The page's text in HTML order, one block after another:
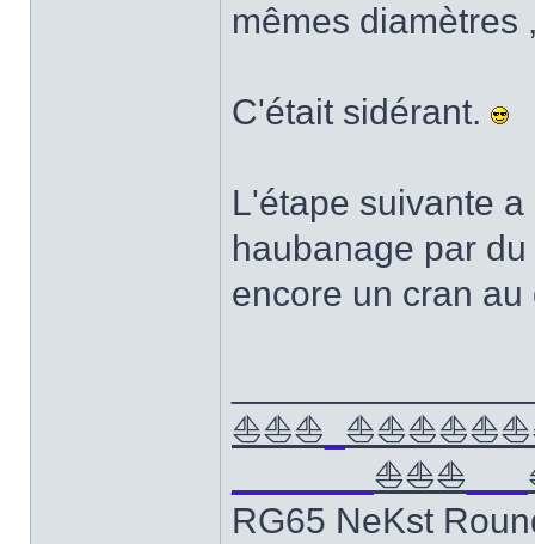
mêmes diamètres
C'était sidérant.
L'étape suivante
haubanage par
encore un cran
⛵⛵⛵
⛵⛵⛵
RG65 NeKst